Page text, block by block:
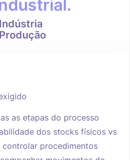
as etapas do processo
dos stocks físicos vs
controlar procedimentos